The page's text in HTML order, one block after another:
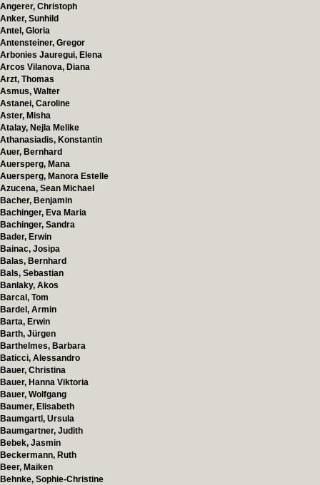
Angerer, Christoph
Anker, Sunhild
Antel, Gloria
Antensteiner, Gregor
Arbonies Jauregui, Elena
Arcos Vilanova, Diana
Arzt, Thomas
Asmus, Walter
Astanei, Caroline
Aster, Misha
Atalay, Nejla Melike
Athanasiadis, Konstantin
Auer, Bernhard
Auersperg, Mana
Auersperg, Manora Estelle
Azucena, Sean Michael
Bacher, Benjamin
Bachinger, Eva Maria
Bachinger, Sandra
Bader, Erwin
Bainac, Josipa
Balas, Bernhard
Bals, Sebastian
Banlaky, Akos
Barcal, Tom
Bardel, Armin
Barta, Erwin
Barth, Jürgen
Barthelmes, Barbara
Baticci, Alessandro
Bauer, Christina
Bauer, Hanna Viktoria
Bauer, Wolfgang
Baumer, Elisabeth
Baumgartl, Ursula
Baumgartner, Judith
Bebek, Jasmin
Beckermann, Ruth
Beer, Maiken
Behnke, Sophie-Christine